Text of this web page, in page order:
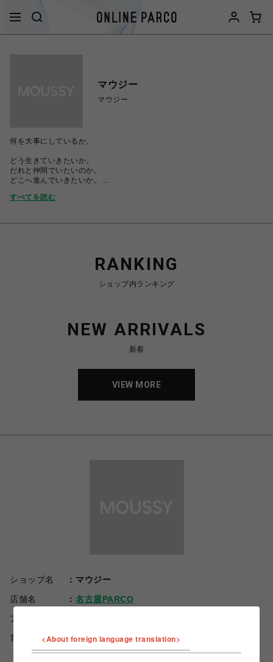
マウジー
マウジー
何を大事にしているか。
どう生きていきたいか。
だれと仲間でいたいのか。
どこへ進んでいきたいか。
飾らないものでいい。その分、深さと遊びを忘れずに。
すべてを読む
RANKING
ショップ内ランキング
NEW ARRIVALS
新着
VIEW MORE
ショップ名
マウジー
店舗名
名古屋PARCO
アクセス
電話番号
052-264-8686
<About foreign language translation>